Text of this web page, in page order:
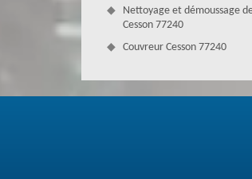
Éviter de mélanger « gouttière »
conduit de PVC, béton ou métal
Nettoyage et démoussage
Cesson 77240
Couvreur Cesson 77240